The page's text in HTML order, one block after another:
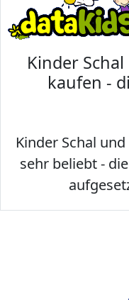
Kinder
kaufen -
Kinder Schal
sehr beliebt -